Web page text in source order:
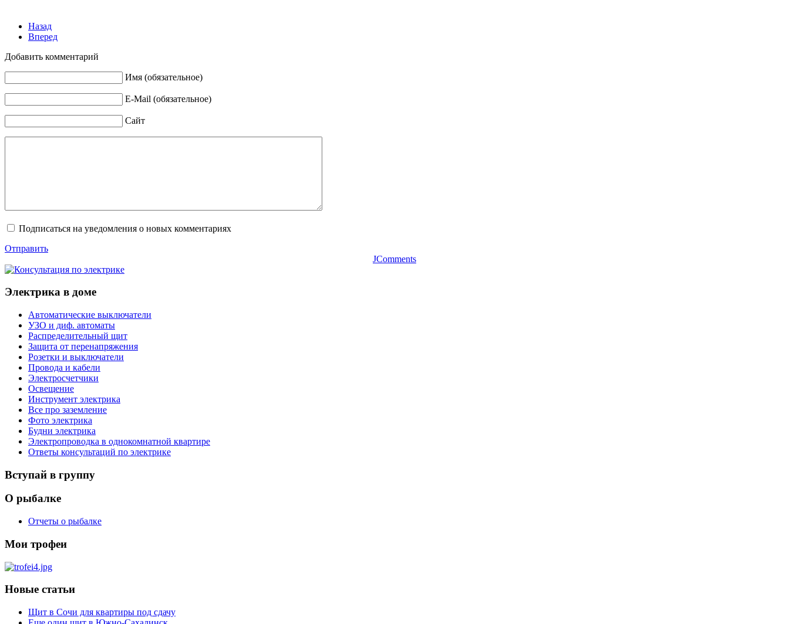
Назад
Вперед
Добавить комментарий
Имя (обязательное)
E-Mail (обязательное)
Сайт
Подписаться на уведомления о новых комментариях
Отправить
JComments
Электрика в доме
Автоматические выключатели
УЗО и диф. автоматы
Распределительный щит
Защита от перенапряжения
Розетки и выключатели
Провода и кабели
Электросчетчики
Освещение
Инструмент электрика
Все про заземление
Фото электрика
Будни электрика
Электропроводка в однокомнатной квартире
Ответы консультаций по электрике
Вступай в группу
О рыбалке
Отчеты о рыбалке
Мои трофеи
Новые статьи
Щит в Сочи для квартиры под сдачу